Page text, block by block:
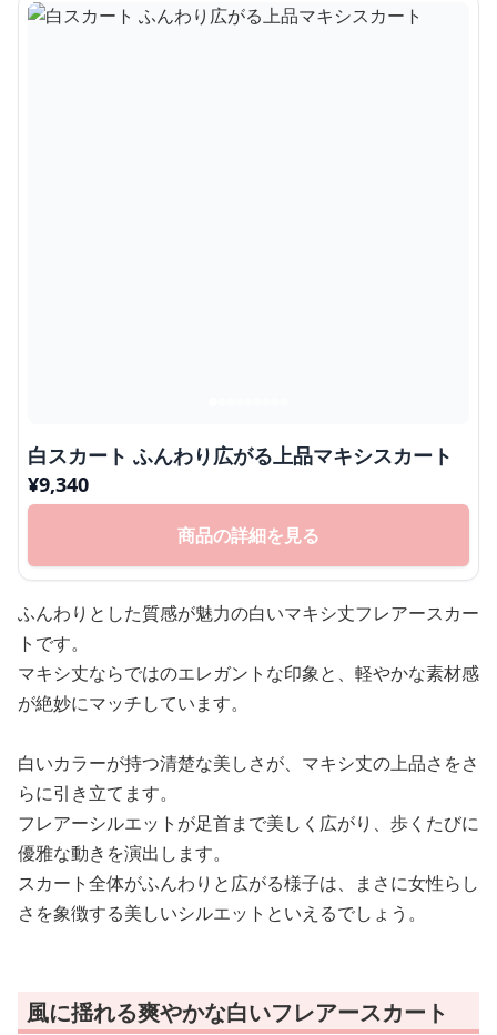
白スカート ふんわり広がる上品マキシスカート
¥9,340
商品の詳細を見る
ふんわりとした質感が魅力の白いマキシ丈フレアースカー
トです。
マキシ丈ならではのエレガントな印象と、軽やかな素材感
が絶妙にマッチしています。
白いカラーが持つ清楚な美しさが、マキシ丈の上品さをさ
らに引き立てます。
フレアーシルエットが足首まで美しく広がり、歩くたびに
優雅な動きを演出します。
スカート全体がふんわりと広がる様子は、まさに女性らし
さを象徴する美しいシルエットといえるでしょう。
風に揺れる爽やかな白いフレアースカート